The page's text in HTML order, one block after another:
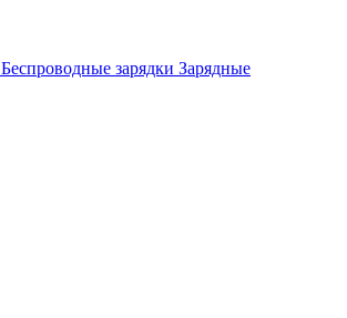
Беспроводные зарядки Зарядные